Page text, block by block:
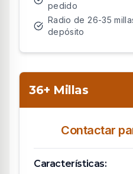
pedido
Radio de 26-35
depósito
36+ Millas
Contactar
Características: